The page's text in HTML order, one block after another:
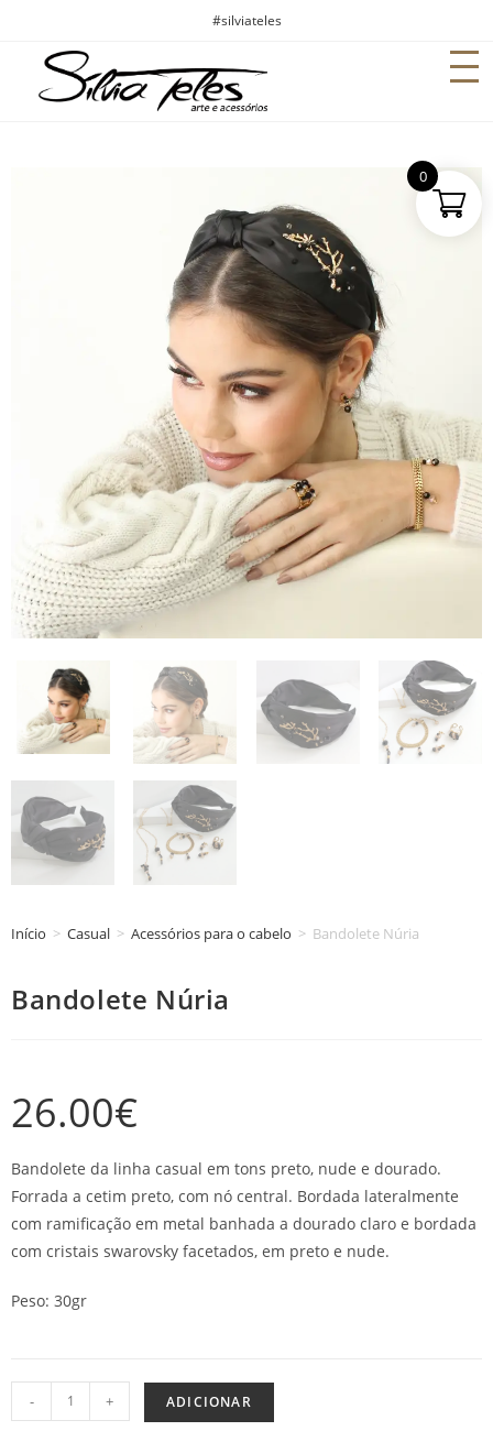
#silviateles
Início > Casual > Acessórios para o cabelo > Bandolete Núria
Bandolete Núria
26.00€
Bandolete da linha casual em tons preto, nude e dourado.
Forrada a cetim preto, com nó central. Bordada lateralmente
com ramificação em metal banhada a dourado claro e bordada
com cristais swarovsky facetados, em preto e nude.
Peso: 30gr
- + ADICIONAR
0